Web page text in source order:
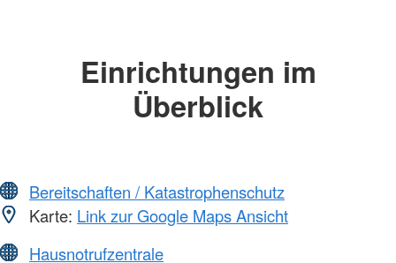
Einrichtungen im
Überblick
Bereitschaften / Katastrophenschutz
Karte: Link zur Google Maps Ansicht
Hausnotrufzentrale